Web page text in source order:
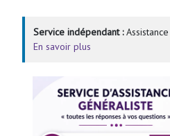
Service indépendant :
En savoir plus